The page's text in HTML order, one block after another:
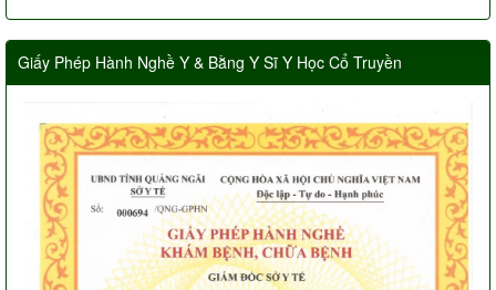
Giấy Phép Hành Nghề Y & Bằng Y Sĩ Y Học Cổ Truyền